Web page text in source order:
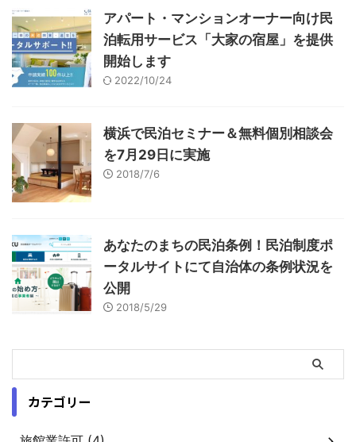
アパート・マンションオーナー向け民
泊転用サービス「大家の宿屋」を提供
開始します
2022/10/24
横浜で民泊セミナー＆無料個別相談会
を7月29日に実施
2018/7/6
あなたのまちの民泊条例！民泊制度ポ
ータルサイトにて自治体の条例状況を
公開
2018/5/29
カテゴリー